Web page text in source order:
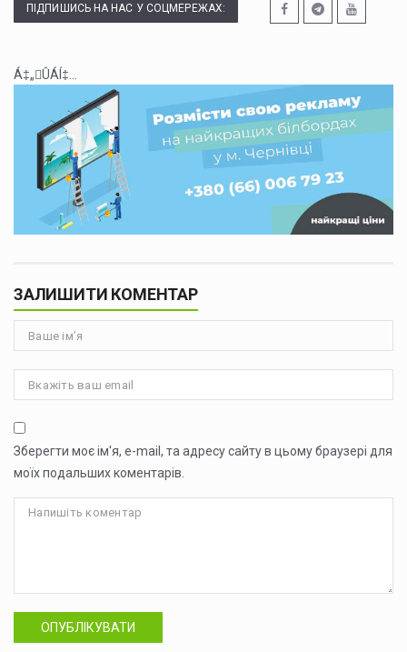
ПІДПИШИСЬ НА НАС У СОЦМЕРЕЖАХ:
Á‡„ÛÁÍ‡...
ЗАЛИШИТИ КОМЕНТАР
Зберегти моє ім'я, e-mail, та адресу сайту в цьому браузері для
моїх подальших коментарів.
ОПУБЛІКУВАТИ